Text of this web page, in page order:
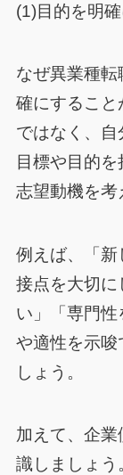
(1)目的を明
なぜ異業種転
確にすること
ではなく、
目標や目的
志望動機を考
例えば、「
接点を大切に
い」「専門
や適性を示
しょう。
加えて、企
識しましょう